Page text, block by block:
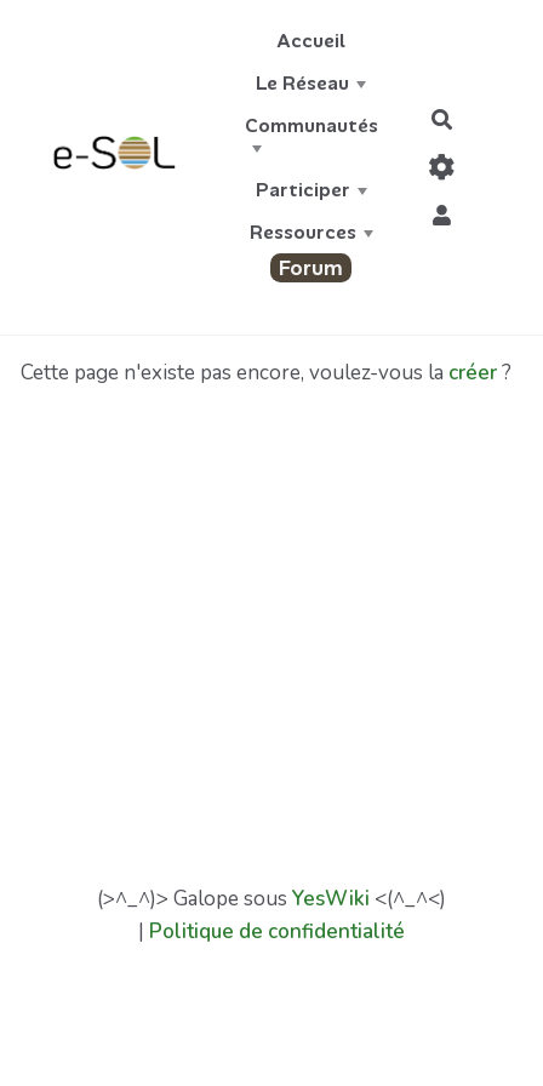
Accueil
Le Réseau
Communautés
Participer
Ressources
Forum
Cette page n'existe pas encore, voulez-vous la créer?
(>^_^)> Galope sous YesWiki <(^_^<)
| Politique de confidentialité